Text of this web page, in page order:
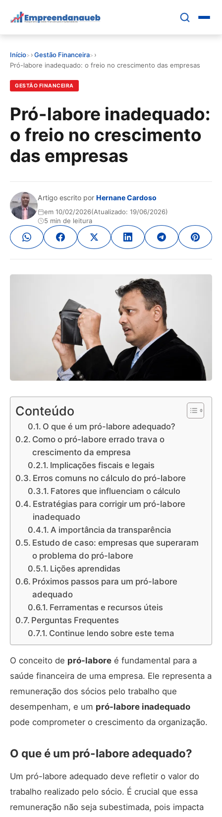
para
principal
EDUCAR E CRESCER
CRESCIMENTO
CONTROLE FINANCEIRO
FERRAMENTAS
Início ›Gestão Financeira
›
Pró-labore inadequado: o freio no crescimento das empresas
GESTÃO FINANCEIRA
Pró-labore inadequado:
o freio no crescimento
das empresas
Artigo escrito por Hernane Cardoso
em 10/02/2026(Atualizado: 19/06/2026)
5 min de leitura
Conteúdo
O que é um pró-labore adequado?
Como o pró-labore errado trava o
crescimento da empresa
Implicações fiscais e legais
Erros comuns no cálculo do pró-labore
Fatores que influenciam o cálculo
Estratégias para corrigir um pró-labore
inadequado
A importância da transparência
Estudo de caso: empresas que superaram
o problema do pró-labore
Lições aprendidas
Próximos passos para um pró-labore
adequado
Ferramentas e recursos úteis
Perguntas Frequentes
Continue lendo sobre este tema
O conceito de pró-labore é fundamental para a
saúde financeira de uma empresa. Ele representa a
remuneração dos sócios pelo trabalho que
desempenham, e um pró-labore inadequado
pode comprometer o crescimento da organização.
O que é um pró-labore adequado?
Um pró-labore adequado deve refletir o valor do
trabalho realizado pelo sócio. É crucial que essa
remuneração não seja subestimada, pois impacta